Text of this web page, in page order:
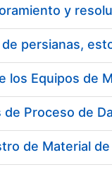
persianas,